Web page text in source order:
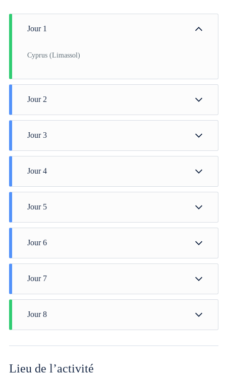
Jour 1
Cyprus (Limassol)
Jour 2
Jour 3
Jour 4
Jour 5
Jour 6
Jour 7
Jour 8
Lieu de l’activité